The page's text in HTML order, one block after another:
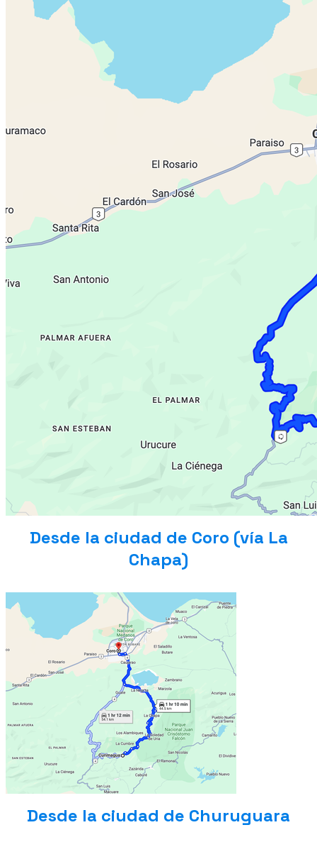
Desde la ciudad de Coro (vía La
Chapa)
Desde la ciudad de Churuguara